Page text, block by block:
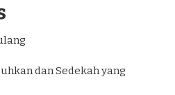
dan Sedekah yang